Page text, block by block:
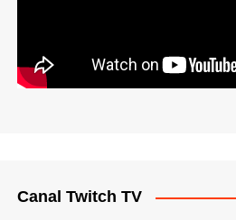
Canal Twitch TV